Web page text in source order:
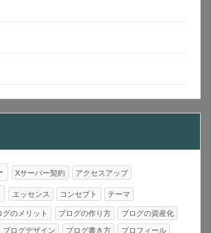
Xサーバー契約 アクセスアップ
エッセンス コンセプト テーマ
グのメリット ブログの作り方 ブログの資産化
ブログデザイン ブログ書き方 プロフィール